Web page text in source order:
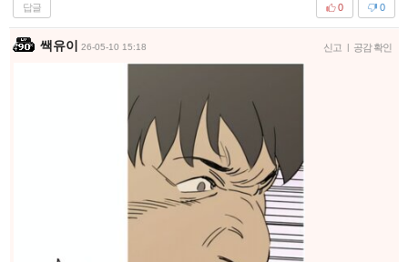
답글 0
0
쌕유이 26-05-10 15:18 신고 | 공감 확인